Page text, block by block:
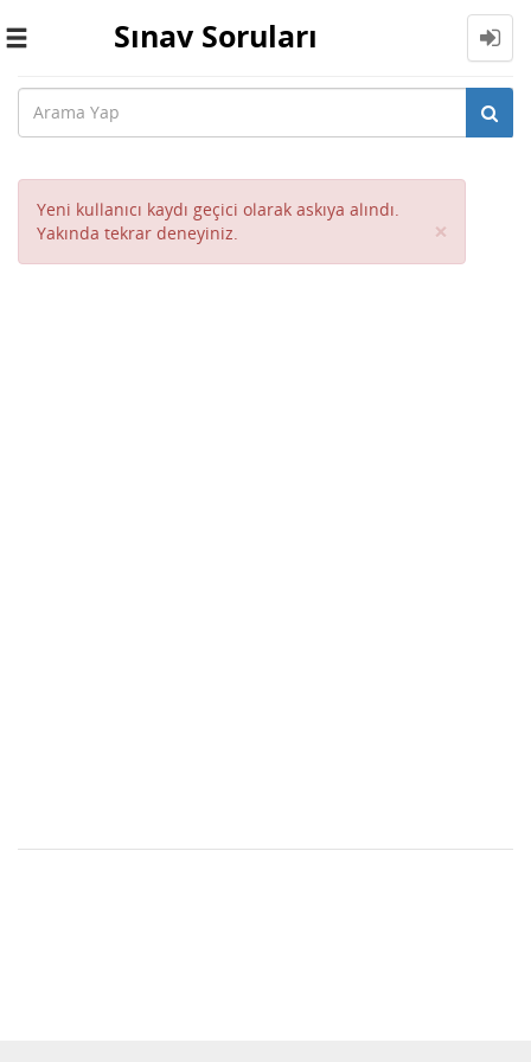
Toggle
Sınav Soruları
Yeni kullanıcı kaydı geçici olarak askıya alındı.
Yakında tekrar deneyiniz.
×